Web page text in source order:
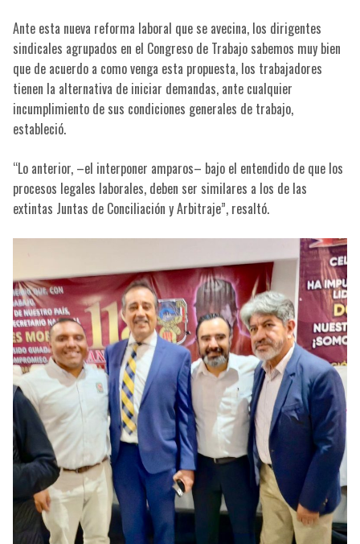
Ante esta nueva reforma laboral que se avecina, los dirigentes
sindicales agrupados en el Congreso de Trabajo sabemos muy bien
que de acuerdo a como venga esta propuesta, los trabajadores
tienen la alternativa de iniciar demandas, ante cualquier
incumplimiento de sus condiciones generales de trabajo,
estableció.
“Lo anterior, –el interponer amparos– bajo el entendido de que los
procesos legales laborales, deben ser similares a los de las
extintas Juntas de Conciliación y Arbitraje”, resaltó.